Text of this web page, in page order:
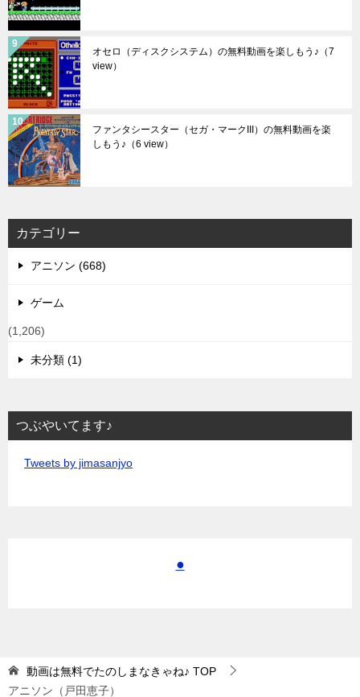
オセロ（ディスクシステム）の無料動画を楽しもう♪ （7
view）
ファンタシースター（セガ・マークIII）の無料動画を楽
しもう♪ （6 view）
カテゴリー
アニソン (668)
ゲーム
(1,206)
未分類 (1)
つぶやいてます♪
Tweets by jimasanjyo
●
動画は無料でたのしまなきゃね♪ TOP
アニソン（戸田恵子）